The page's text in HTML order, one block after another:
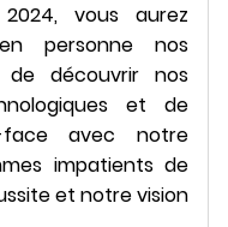
2024, vous aurez
personne nos
de découvrir nos
et de
face avec notre
impatients de
et notre vision